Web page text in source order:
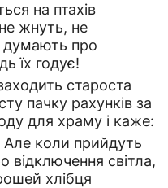
на птахів
жнуть, не
думають про
їх годує!
староста
пачку рахунків за
для храму і каже:
Але коли прийдуть
відключення світла,
хлібця